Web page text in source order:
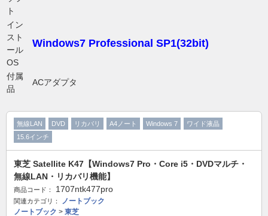
ト
イン
スト
ール
OS
Windows7 Professional SP1(32bit)
付属
品
ACアダプタ
無線LAN DVD リカバリ A4ノート Windows 7
ワイド液晶
15.6インチ
東芝 Satellite K47【Windows7 Pro・Core i5・DVDマルチ・
無線LAN・リカバリ機能】
商品コード： 1707ntk477pro
関連カテゴリ：
ノートブック
ノートブック > 東芝